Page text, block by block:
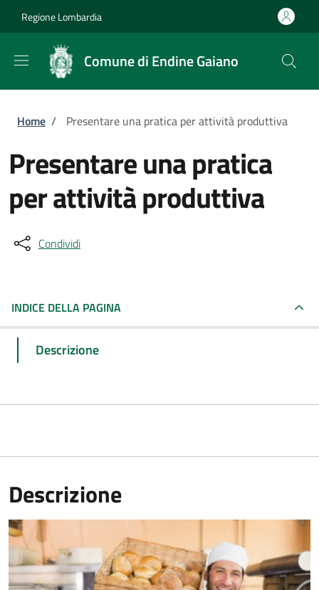
Regione Lombardia
Comune di Endine Gaiano
Briciole di pane
Home / Presentare una pratica per attività produttiva
Presentare una pratica
per attività produttiva
Condividi
INDICE DELLA PAGINA
Descrizione
Descrizione